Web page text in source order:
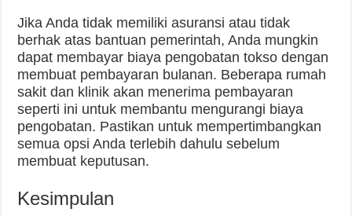
Jika Anda tidak memiliki asuransi atau tidak
berhak atas bantuan pemerintah, Anda mungkin
dapat membayar biaya pengobatan tokso dengan
membuat pembayaran bulanan. Beberapa rumah
sakit dan klinik akan menerima pembayaran
seperti ini untuk membantu mengurangi biaya
pengobatan. Pastikan untuk mempertimbangkan
semua opsi Anda terlebih dahulu sebelum
membuat keputusan.
Kesimpulan